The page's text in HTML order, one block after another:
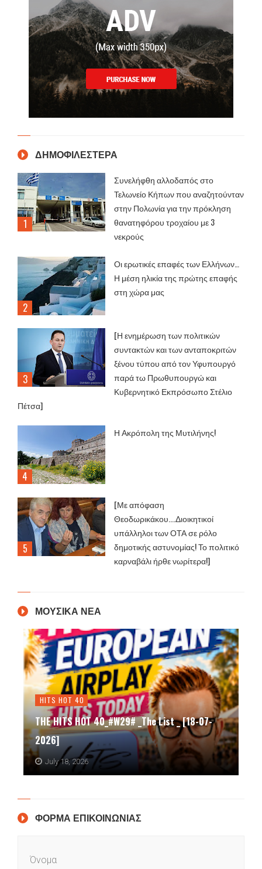
ΔΗΜΟΦΙΛΕΣΤΕΡΑ
Συνελήφθη αλλοδαπός στο
Τελωνείο Κήπων που αναζητούνταν
στην Πολωνία για την πρόκληση
θανατηφόρου τροχαίου με 3
νεκρούς
Οι ερωτικές επαφές των Ελλήνων…
Η μέση ηλικία της πρώτης επαφής
στη χώρα μας
[Η ενημέρωση των πολιτικών
συντακτών και των ανταποκριτών
ξένου τύπου από τον Υφυπουργό
παρά τω Πρωθυπουργώ και
Κυβερνητικό Εκπρόσωπο Στέλιο
Πέτσα]
Η Ακρόπολη της Μυτιλήνης!
[Με απόφαση
Θεοδωρικάκου....Διοικητικοί
υπάλληλοι των ΟΤΑ σε ρόλο
δημοτικής αστυνομίας! Το πολιτικό
καρναβάλι ήρθε νωρίτερα!]
ΜΟΥΣΙΚΑ ΝΕΑ
HITS HOT 40
THE HITS HOT 40_#W29# _The List _ [18-07-
2026]
July 18, 2026
ΦΟΡΜΑ ΕΠΙΚΟΙΝΩΝΙΑΣ
Όνομα